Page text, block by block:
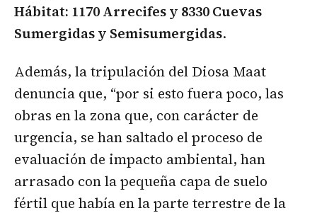
Hábitat: 1170 Arrecifes y 8330 Cuevas
Sumergidas y Semisumergidas.
Además, la tripulación del Diosa Maat
denuncia que, “por si esto fuera poco, las
obras en la zona que, con carácter de
urgencia, se han saltado el proceso de
evaluación de impacto ambiental, han
arrasado con la pequeña capa de suelo
fértil que había en la parte terrestre de la